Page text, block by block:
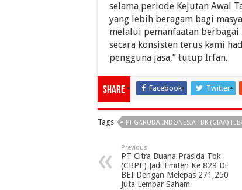
selama periode Kejutan Awal
yang lebih beragam bagi
melalui pemanfaatan
secara konsisten terus kami
pengguna jasa,” tutup Irfan.
Share Facebook Twitter
Tags PT GARUDA INDONESIA TBK (GIAA)
Previous
PT Citra Buana Prasida Tbk
(CBPE) Jadi Emiten Ke 829 Di
BEI Dengan Melepas 271,250
Juta Lembar Saham